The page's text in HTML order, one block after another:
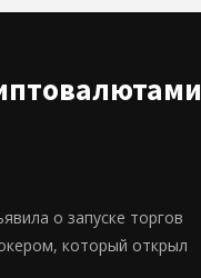
о запуске торгов
который открыл